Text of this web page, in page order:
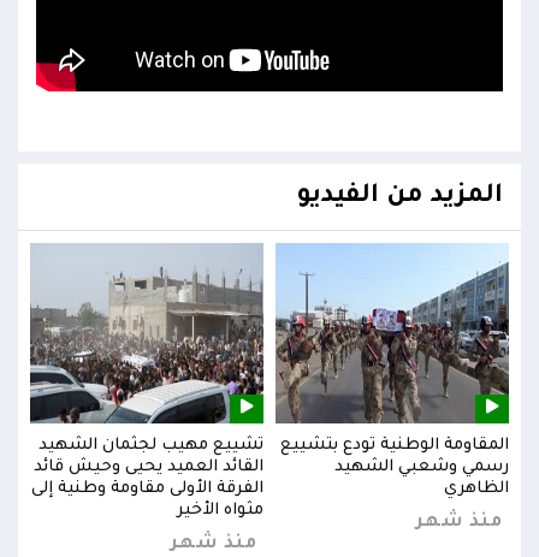
المزيد من الفيديو
المقاومة الوطنية تودع بتشييع
رسمي وشعبي الشهيد
الظاهري
منذ شهر
تشييع مهيب لجثمان الشهيد
القائد العميد يحيى وحيش قائد
الفرقة الأولى مقاومة وطنية إلى
مثواه الأخير
منذ شهر